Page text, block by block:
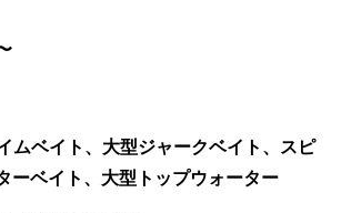
ムベイト、大型ジャークベイト、スピ
ーベイト、大型トップウォーター